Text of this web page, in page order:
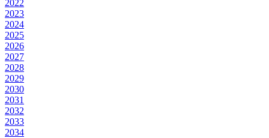
2022
2023
2024
2025
2026
2027
2028
2029
2030
2031
2032
2033
2034